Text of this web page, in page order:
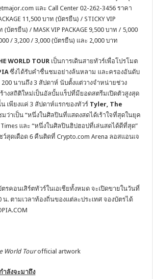
และ Call Center 02-262-3456 ราคา
11,500 บาท (บัตรยืน) / STICKY VIP
(บัตรยืน) / MASK VIP PACKAGE 9,500 บาท / 5,000
/ 3,200 / 3,000 (บัตรยืน) และ 2,000 บาท
WORLD TOUR เป็นการเดินสายทัวร์เพื่อโปรโมต
ซึ่งได้รับคำชื่นชมอย่างล้นหลาม และครองอันดับ
นานถึง 3 สัปดาห์ นับตั้งแต่วางจำหน่ายช่วง
างสถิติใหม่เป็นอัลบั้มแร็ปที่มียอดสตรีมเปิดตัวสูงสุด
เพียงแค่ 3 สัปดาห์แรกของทัวร์ Tyler, The
ว่าเป็น “หนึ่งในศิลปินที่แสดงสดได้เร้าใจที่สุดในยุค
Times และ “หนึ่งในศิลปินฮิปฮอปที่เล่นสดได้ดีที่สุด”
ว์สุดเดือด 6 คืนติดที่ Crypto.com Arena ลอสแอนเจ
รคอนเสิร์ตทัวร์ในเอเชียทั้งหมด จะเปิดขายในวันที่
น. ตามเวลาท้องถิ่นของแต่ละประเทศ จองบัตรได้
World Tourofficial artwork
ำลังจะมาถึง